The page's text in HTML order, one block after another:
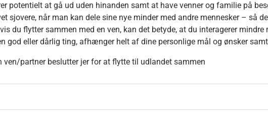
potentielt at gå ud uden hinanden samt at have venner og familie på
sjovere, når man kan dele sine nye minder med andre mennesker – så
du flytter sammen med en ven, kan det betyde, at du interagerer mindre
god eller dårlig ting, afhænger helt af dine personlige mål og ønsker
partner beslutter jer for at flytte til udlandet sammen